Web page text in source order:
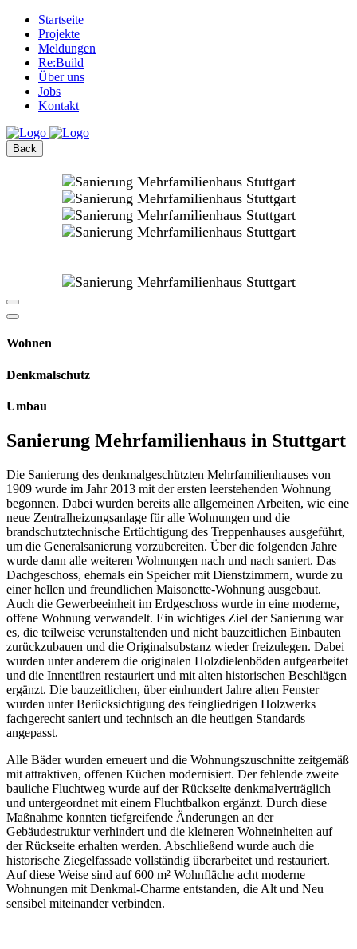
Startseite
Projekte
Meldungen
Re:Build
Über uns
Jobs
Kontakt
Back
Wohnen
Denkmalschutz
Umbau
Sanierung Mehrfamilienhaus in Stuttgart
Die Sanierung des denkmalgeschützten Mehrfamilienhauses von
1909 wurde im Jahr 2013 mit der ersten leerstehenden Wohnung
begonnen. Dabei wurden bereits alle allgemeinen Arbeiten, wie eine
neue Zentralheizungsanlage für alle Wohnungen und die
brandschutztechnische Ertüchtigung des Treppenhauses ausgeführt,
um die Generalsanierung vorzubereiten. Über die folgenden Jahre
wurde dann alle weiteren Wohnungen nach und nach saniert. Das
Dachgeschoss, ehemals ein Speicher mit Dienstzimmern, wurde zu
einer hellen und freundlichen Maisonette-Wohnung ausgebaut.
Auch die Gewerbeeinheit im Erdgeschoss wurde in eine moderne,
offene Wohnung verwandelt. Ein wichtiges Ziel der Sanierung war
es, die teilweise verunstaltenden und nicht bauzeitlichen Einbauten
zurückzubauen und die Originalsubstanz wieder freizulegen. Dabei
wurden unter anderem die originalen Holzdielenböden aufgearbeitet
und die Innentüren restauriert und mit alten historischen Beschlägen
ergänzt. Die bauzeitlichen, über einhundert Jahre alten Fenster
wurden unter Berücksichtigung des feingliedrigen Holzwerks
fachgerecht saniert und technisch an die heutigen Standards
angepasst.
Alle Bäder wurden erneuert und die Wohnungszuschnitte zeitgemäß
mit attraktiven, offenen Küchen modernisiert. Der fehlende zweite
bauliche Fluchtweg wurde auf der Rückseite denkmalverträglich
und untergeordnet mit einem Fluchtbalkon ergänzt. Durch diese
Maßnahme konnten tiefgreifende Änderungen an der
Gebäudestruktur verhindert und die kleineren Wohneinheiten auf
der Rückseite erhalten werden. Abschließend wurde auch die
historische Ziegelfassade vollständig überarbeitet und restauriert.
Auf diese Weise sind auf 600 m² Wohnfläche acht moderne
Wohnungen mit Denkmal-Charme entstanden, die Alt und Neu
sensibel miteinander verbinden.